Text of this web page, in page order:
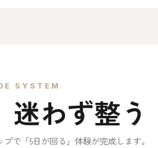
SYSTEM
迷わず整う
で「5日が回る」体験が完成します。